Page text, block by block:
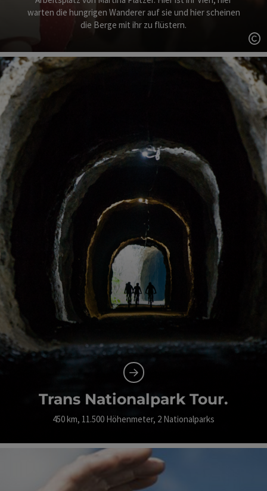
warten die hungrigen Wanderer auf sie und hier scheinen
die Berge mit ihr zu flüstern.
Trans Nationalpark Tour.
450 km, 11.500 Höhenmeter, 2 Nationalparks